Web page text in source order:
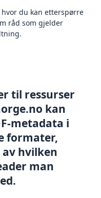
du kan etterspørre
råd som gjelder
til ressurser
kan
metadata i
formater,
hvilken
man